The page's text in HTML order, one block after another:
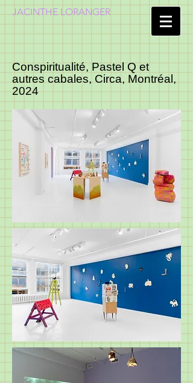
JACINTHE LORANGER
Conspiritualité, Pastel Q et
autres cabales, Circa, Montréal,
2024